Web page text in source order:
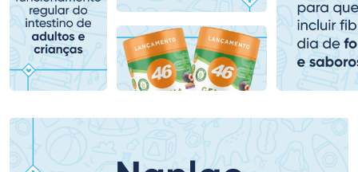
Comprar sem Desconto
Por R$ 159,59/cada
Comprar sem Desconto
Por R$ 159,59/cada
Comprar sem Desconto
Por R$ 139,90/cada
Comprar sem Desconto
Por R$ 139,90/cada